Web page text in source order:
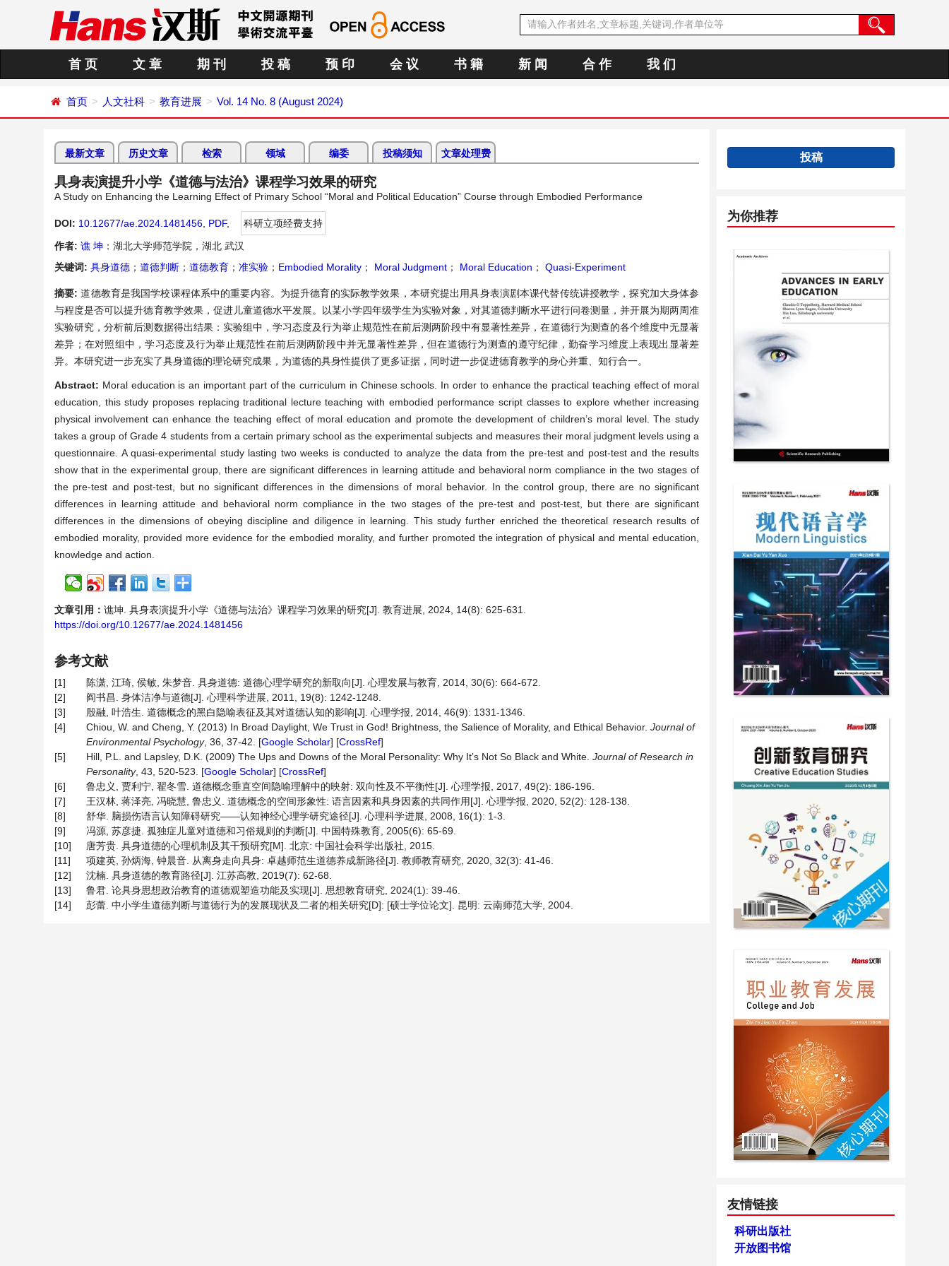
首 页 文 章 期 刊 投 稿 预 印 会 议 书 籍 新 闻 合 作 我 们
首页 人文社科 教育进展 Vol. 14 No. 8 (August 2024)
最新文章 历史文章 检索 领域 编委 投稿须知 文章处理费
具身表演提升小学《道德与法治》课程学习效果的研究
A Study on Enhancing the Learning Effect of Primary School “Moral and Political Education” Course through Embodied Performance
DOI: 10.12677/ae.2024.1481456 PDF,
科研立项经费支持
作者: 谯 坤 ：湖北大学师范学院，湖北 武汉
关键词: 具身道德 ； 道德判断 ； 道德教育 ； 准实验 ； Embodied Morality ； Moral Judgment ； Moral Education ； Quasi-Experiment
摘要:道德教育是我国学校课程体系中的重要内容。为提升德育的实际教学效果，本研究提出用具身表演剧本课代替传统讲授教学，探究加大身体参
与程度是否可以提升德育教学效果，促进儿童道德水平发展。以某小学四年级学生为实验对象，对其道德判断水平进行问卷测量，并开展为期两周准
实验研究，分析前后测数据得出结果：实验组中，学习态度及行为举止规范性在前后测两阶段中有显著性差异，在道德行为测查的各个维度中无显著
差异；在对照组中，学习态度及行为举止规范性在前后测两阶段中并无显著性差异，但在道德行为测查的遵守纪律，勤奋学习维度上表现出显著差
异。本研究进一步充实了具身道德的理论研究成果，为道德的具身性提供了更多证据，同时进一步促进德育教学的身心并重、知行合一。
Abstract: Moral education is an important part of the curriculum in Chinese schools. In order to enhance the practical teaching effect of moral
education, this study proposes replacing traditional lecture teaching with embodied performance script classes to explore whether increasing
physical involvement can enhance the teaching effect of moral education and promote the development of children’s moral level. The study
takes a group of Grade 4 students from a certain primary school as the experimental subjects and measures their moral judgment levels using a
questionnaire. A quasi-experimental study lasting two weeks is conducted to analyze the data from the pre-test and post-test and the results
show that in the experimental group, there are significant differences in learning attitude and behavioral norm compliance in the two stages of
the pre-test and post-test, but no significant differences in the dimensions of moral behavior. In the control group, there are no significant
differences in learning attitude and behavioral norm compliance in the two stages of the pre-test and post-test, but there are significant
differences in the dimensions of obeying discipline and diligence in learning. This study further enriched the theoretical research results of
embodied morality, provided more evidence for the embodied morality, and further promoted the integration of physical and mental education,
knowledge and action.
文章引用： 谯坤. 具身表演提升小学《道德与法治》课程学习效果的研究[J]. 教育进展, 2024, 14(8): 625-631.
https://doi.org/10.12677/ae.2024.1481456
参考文献
[1]
陈潇, 江琦, 侯敏, 朱梦音. 具身道德: 道德心理学研究的新取向[J]. 心理发展与教育, 2014, 30(6): 664-672.
[2]
阎书昌. 身体洁净与道德[J]. 心理科学进展, 2011, 19(8): 1242-1248.
[3]
殷融, 叶浩生. 道德概念的黑白隐喻表征及其对道德认知的影响[J]. 心理学报, 2014, 46(9): 1331-1346.
[4]
Chiou, W. and Cheng, Y. (2013) In Broad Daylight, We Trust in God! Brightness, the Salience of Morality, and Ethical Behavior. Journal of
Environmental Psychology, 36, 37-42. [Google Scholar] [CrossRef]
[5]
Hill, P.L. and Lapsley, D.K. (2009) The Ups and Downs of the Moral Personality: Why It’s Not So Black and White. Journal of Research in
Personality, 43, 520-523. [Google Scholar] [CrossRef]
[6]
鲁忠义, 贾利宁, 翟冬雪. 道德概念垂直空间隐喻理解中的映射: 双向性及不平衡性[J]. 心理学报, 2017, 49(2): 186-196.
[7]
王汉林, 蒋泽亮, 冯晓慧, 鲁忠义. 道德概念的空间形象性: 语言因素和具身因素的共同作用[J]. 心理学报, 2020, 52(2): 128-138.
[8]
舒华. 脑损伤语言认知障碍研究——认知神经心理学研究途径[J]. 心理科学进展, 2008, 16(1): 1-3.
[9]
冯源, 苏彦捷. 孤独症儿童对道德和习俗规则的判断[J]. 中国特殊教育, 2005(6): 65-69.
[10]
唐芳贵. 具身道德的心理机制及其干预研究[M]. 北京: 中国社会科学出版社, 2015.
[11]
项建英, 孙炳海, 钟晨音. 从离身走向具身: 卓越师范生道德养成新路径[J]. 教师教育研究, 2020, 32(3): 41-46.
[12]
沈楠. 具身道德的教育路径[J]. 江苏高教, 2019(7): 62-68.
[13]
鲁君. 论具身思想政治教育的道德观塑造功能及实现[J]. 思想教育研究, 2024(1): 39-46.
[14]
彭蕾. 中小学生道德判断与道德行为的发展现状及二者的相关研究[D]: [硕士学位论文]. 昆明: 云南师范大学, 2004.
投稿
为你推荐
友情链接
科研出版社
开放图书馆